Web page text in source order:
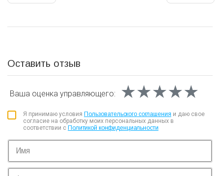
Оставить отзыв
Ваша оценка управляющего: ★★★★★
★★★★★
★★★★★
Я принимаю условия Пользовательского соглашения и даю свое
согласие на обработку моих персональных данных в
соответствии с Политикой конфиденциальности